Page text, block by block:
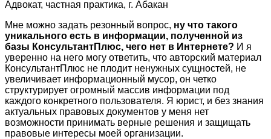
Адвокат, частная практика, г. Абакан
Мне можно задать резонный вопрос, ну что такого
уникального есть в информации, полученной из
базы КонсультантПлюс, чего нет в Интернете? И я
уверенно на него могу ответить, что авторский материал
КонсультантПлюс не плодит ненужных сущностей, не
увеличивает информационный мусор, он четко
структурирует огромный массив информации под
каждого конкретного пользователя. Я юрист, и без знания
актуальных правовых документов у меня нет
возможности принимать верные решения и защищать
правовые интересы моей организации.